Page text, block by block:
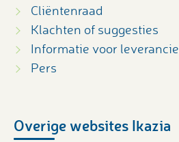
Cliëntenraad
Klachten of suggesties
Informatie voor
Pers
Overige websites Ikazia